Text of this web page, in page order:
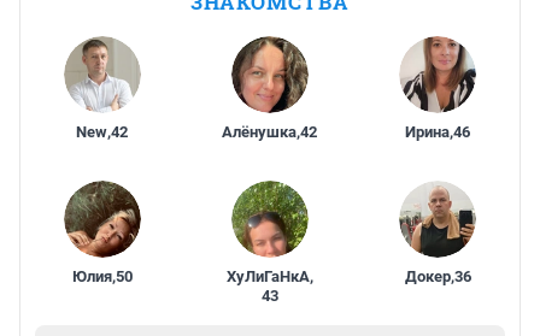
New,42 Алёнушка,42 Ирина,46
Юлия,50 ХуЛиГаНкА,
43
Докер,36